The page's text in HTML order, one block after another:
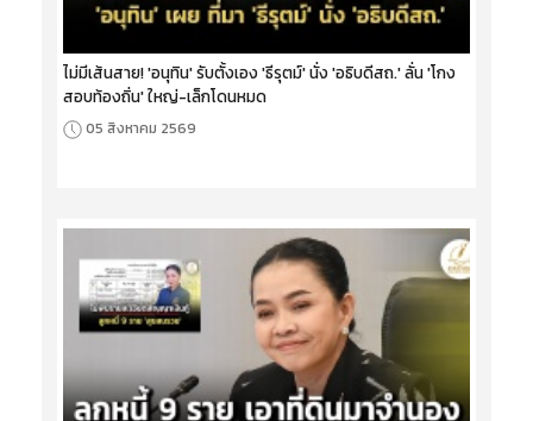
ไม่มีเส้นสาย! 'อนุทิน' รับตั้งเอง 'ธีรุตม์' นั่ง 'อธิบดีสถ.' ลั่น 'โกง
สอบท้องถิ่น' ใหญ่-เล็กโดนหมด
05 สิงหาคม 2569